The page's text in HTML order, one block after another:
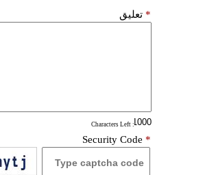
تعليق *
: Characters Left
Security Code *